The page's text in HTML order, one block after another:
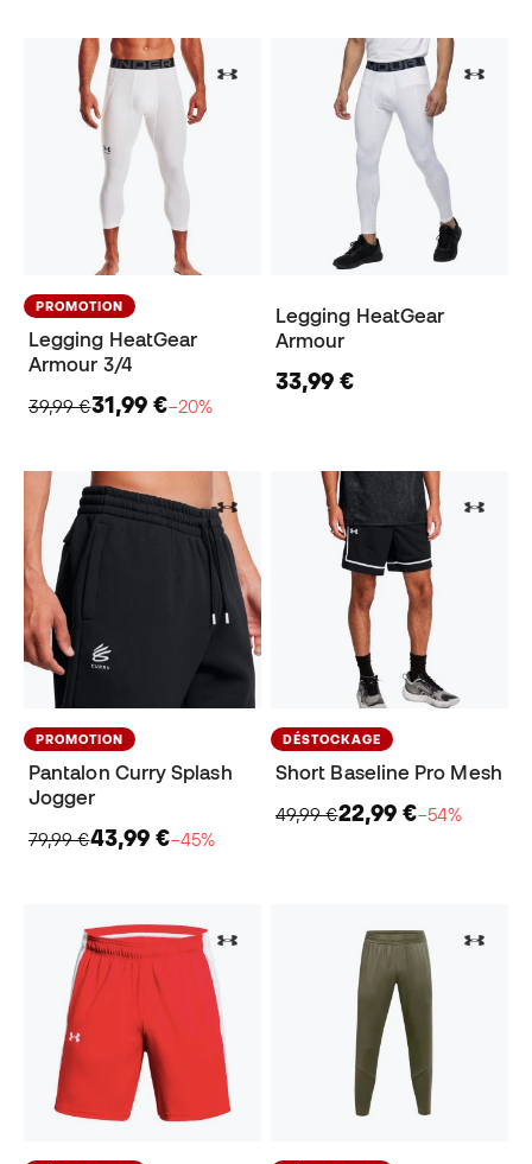
PROMOTION
Legging HeatGear
Armour 3/4
39,99 €31,99 €−20%
Legging HeatGear
Armour
33,99 €
PROMOTION
Pantalon Curry Splash
Jogger
79,99 €43,99 €−45%
DÉSTOCKAGE
Short Baseline Pro Mesh
49,99 €22,99 €−54%